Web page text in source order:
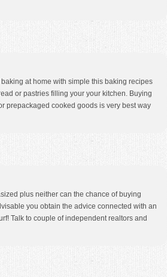
at home with simple this baking recipes
or pastries filling your your kitchen. Buying
prepackaged cooked goods is very best way
plus neither can the chance of buying
you obtain the advice connected with an
Talk to couple of independent realtors and